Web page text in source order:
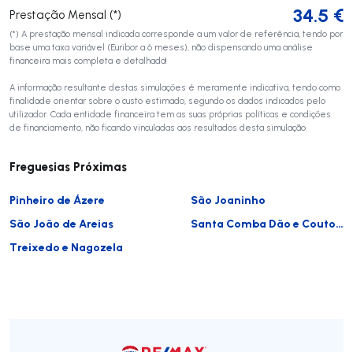
Prestação Mensal (*)
34.5 €
(*) A prestação mensal indicada corresponde a um valor de referência, tendo por
base uma taxa variável (Euribor a 6 meses), não dispensando uma análise
financeira mais completa e detalhada!
A informação resultante destas simulações é meramente indicativa, tendo como
finalidade orientar sobre o custo estimado, segundo os dados indicados pelo
utilizador. Cada entidade financeira tem as suas próprias políticas e condições
de financiamento, não ficando vinculadas aos resultados desta simulação.
Freguesias Próximas
Pinheiro de Ázere
São Joaninho
São João de Areias
Santa Comba Dão e Couto do Mosteiro
Treixedo e Nagozela